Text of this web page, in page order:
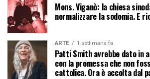
Mons. Viganò: la chiesa
normalizzare la sodomia. E
ARTE 1 settimana fa
Patti Smith avrebbe dato in
con la promessa che non
cattolica. Ora è accolta dal